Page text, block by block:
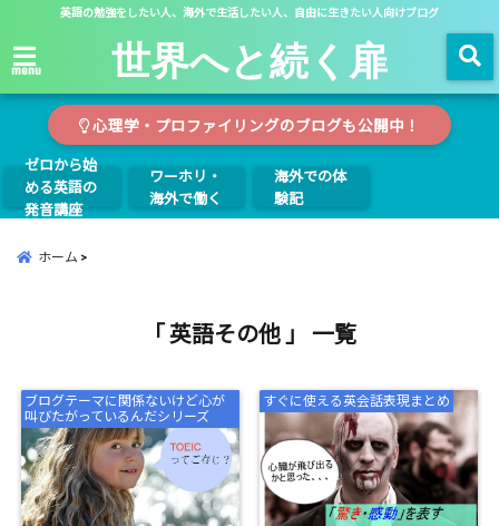
英語の勉強をしたい人、海外で生活したい人、自由に生きたい人向けブログ
menu 世界へと続く扉
心理学・プロファイリングのブログも公開中！
ゼロから始
める英語の
発音講座
ワーホリ・
海外で働く
海外での体
験記
ホーム
「 英語その他 」 一覧
ブログテーマに関係ないけど心が
叫びたがっているんだシリーズ
すぐに使える英会話表現まとめ